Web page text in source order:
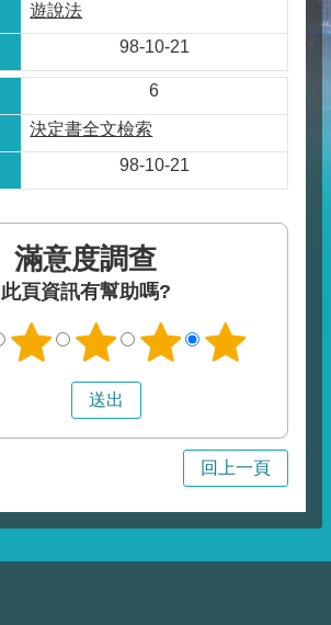
遊說法
98-10-21
6
決定書全文檢索
98-10-21
滿意度調查
此頁資訊有幫助嗎?
回上一頁